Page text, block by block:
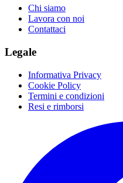
Chi siamo
Lavora con noi
Contattaci
Legale
Informativa Privacy
Cookie Policy
Termini e condizioni
Resi e rimborsi